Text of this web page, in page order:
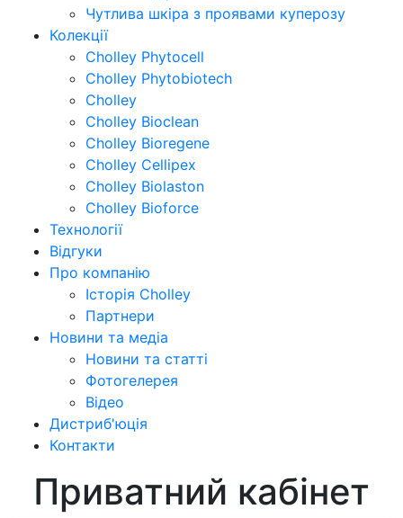
Чутлива шкіра з проявами куперозу
Колекції
Cholley Phytocell
Cholley Phytobiotech
Cholley
Cholley Bioclean
Cholley Bioregene
Cholley Cellipex
Cholley Biolaston
Cholley Bioforce
Технології
Відгуки
Про компанію
Історія Cholley
Партнери
Новини та медіа
Новини та статті
Фотогелерея
Відео
Дистриб'юція
Контакти
Приватний кабінет